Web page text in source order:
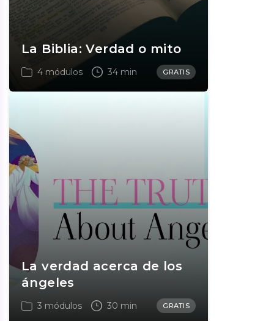
La Biblia: Verdad o mito
4 módulos 34 min GRATIS
La verdad acerca de los
ángeles
3 módulos 30 min GRATIS